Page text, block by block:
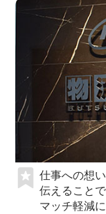
仕事への想
伝えること
マッチ軽減